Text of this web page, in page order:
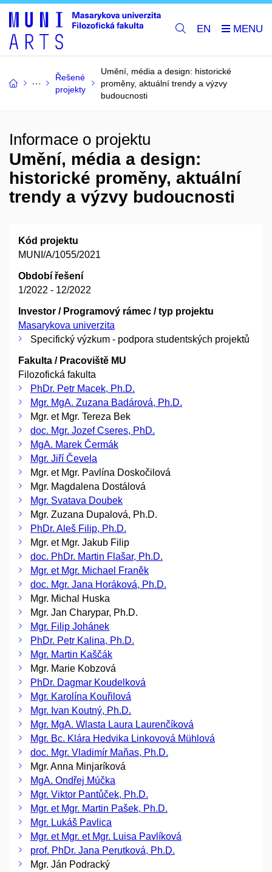
EN
Řešené
projekty
Umění, média a design: historické
proměny, aktuální trendy a výzvy
budoucnosti
Informace o projektu
Umění, média a design:
historické proměny, aktuální
trendy a výzvy budoucnosti
Kód projektu
MUNI/A/1055/2021
Období řešení
1/2022 - 12/2022
Investor / Programový rámec / typ projektu
Masarykova univerzita
Specifický výzkum - podpora studentských projektů
Fakulta / Pracoviště MU
Filozofická fakulta
PhDr. Petr Macek, Ph.D.
Mgr. MgA. Zuzana Badárová, Ph.D.
Mgr. et Mgr. Tereza Bek
doc. Mgr. Jozef Cseres, PhD.
MgA. Marek Čermák
Mgr. Jiří Čevela
Mgr. et Mgr. Pavlína Doskočilová
Mgr. Magdalena Dostálová
Mgr. Svatava Doubek
Mgr. Zuzana Dupalová, Ph.D.
PhDr. Aleš Filip, Ph.D.
Mgr. et Mgr. Jakub Filip
doc. PhDr. Martin Flašar, Ph.D.
Mgr. et Mgr. Michael Franěk
doc. Mgr. Jana Horáková, Ph.D.
Mgr. Michal Huska
Mgr. Jan Charypar, Ph.D.
Mgr. Filip Johánek
PhDr. Petr Kalina, Ph.D.
Mgr. Martin Kaščák
Mgr. Marie Kobzová
PhDr. Dagmar Koudelková
Mgr. Karolína Kouřilová
Mgr. Ivan Koutný, Ph.D.
Mgr. MgA. Wlasta Laura Laurenčíková
Mgr. Bc. Klára Hedvika Linkovová Mühlová
doc. Mgr. Vladimír Maňas, Ph.D.
Mgr. Anna Minjaríková
MgA. Ondřej Múčka
Mgr. Viktor Pantůček, Ph.D.
Mgr. et Mgr. Martin Pašek, Ph.D.
Mgr. Lukáš Pavlica
Mgr. et Mgr. et Mgr. Luisa Pavlíková
prof. PhDr. Jana Perutková, Ph.D.
Mgr. Ján Podracký